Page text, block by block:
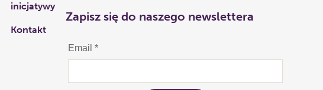
inicjatywy
Kontakt
Zapisz się do naszego newslettera